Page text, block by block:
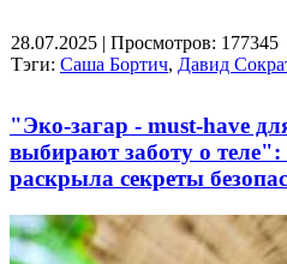
28.07.2025 | Просмотров: 177345
Тэги: Саша Бортич, Давид
"Эко-загар - must-have
выбирают заботу о
раскрыла секреты